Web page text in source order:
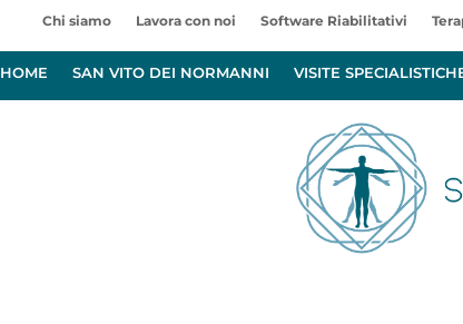
Chi siamo Lavora con noi Software Riabilitativi
HOME SAN VITO DEI NORMANNI VISITE